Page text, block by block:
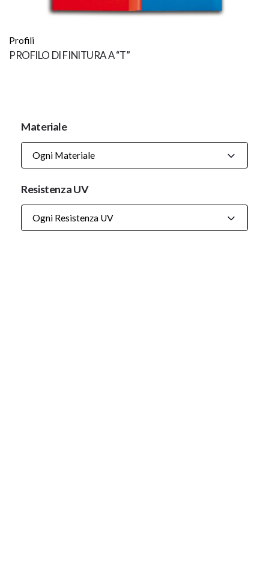
Profili
PROFILO DI FINITURA A “T”
Materiale
Ogni Materiale
Resistenza UV
Ogni Resistenza UV